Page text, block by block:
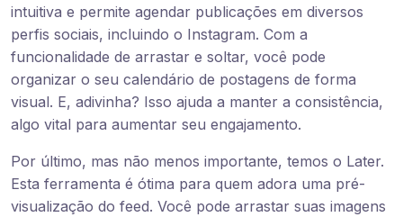
intuitiva e permite agendar publicações em diversos
perfis sociais, incluindo o Instagram. Com a
funcionalidade de arrastar e soltar, você pode
organizar o seu calendário de postagens de forma
visual. E, adivinha? Isso ajuda a manter a consistência,
algo vital para aumentar seu engajamento.
Por último, mas não menos importante, temos o Later.
Esta ferramenta é ótima para quem adora uma pré-
visualização do feed. Você pode arrastar suas imagens